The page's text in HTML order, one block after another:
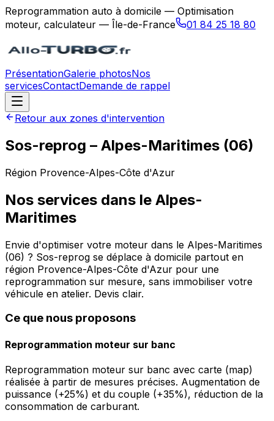
Reprogrammation auto à domicile — Optimisation
moteur, calculateur — Île-de-France
01 84 25 18 80
PrésentationGalerie photosNos
servicesContactDemande de rappel
Retour aux zones d'intervention
Sos-reprog – Alpes-Maritimes (06)
Région Provence-Alpes-Côte d'Azur
Nos services dans le Alpes-
Maritimes
Envie d'optimiser votre moteur dans le Alpes-Maritimes
(06) ? Sos-reprog se déplace à domicile partout en
région Provence-Alpes-Côte d'Azur pour une
reprogrammation sur mesure, sans immobiliser votre
véhicule en atelier. Devis clair.
Ce que nous proposons
Reprogrammation moteur sur banc
Reprogrammation moteur sur banc avec carte (map)
réalisée à partir de mesures précises. Augmentation de
puissance (+25%) et du couple (+35%), réduction de la
consommation de carburant.